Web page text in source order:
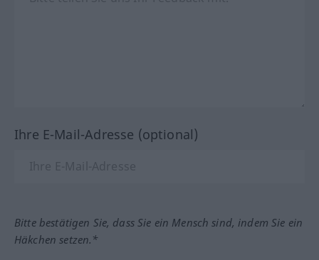
Ihre E-Mail-Adresse (optional)
Bitte bestätigen Sie, dass Sie ein Mensch sind, indem Sie ein
Häkchen setzen.*